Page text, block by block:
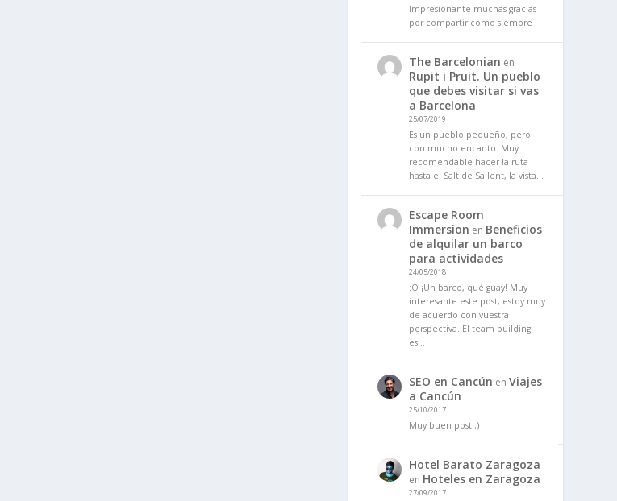
Impresionante muchas gracias
por compartir como siempre
The Barcelonian en
Rupit i Pruit. Un pueblo
que debes visitar si vas
a Barcelona
25/07/2019
Es un pueblo pequeño, pero
con mucho encanto. Muy
recomendable hacer la ruta
hasta el Salt de Sallent, la vista…
Escape Room
Immersion en Beneficios
de alquilar un barco
para actividades
24/05/2018
:O ¡Un barco, qué guay! Muy
interesante este post, estoy muy
de acuerdo con vuestra
perspectiva. El team building
es…
SEO en Cancún en Viajes
a Cancún
25/10/2017
Muy buen post ;)
Hotel Barato Zaragoza
en Hoteles en Zaragoza
27/09/2017